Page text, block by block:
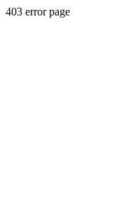
403 error page